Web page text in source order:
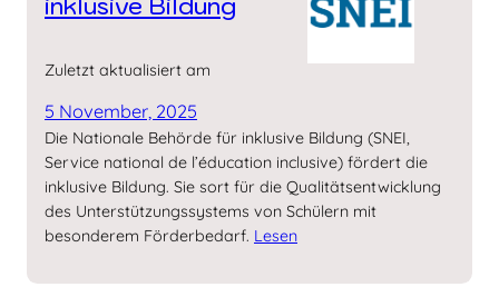
inklusive Bildung
Zuletzt aktualisiert am
5 November, 2025
Die Nationale Behörde für inklusive Bildung (SNEI,
Service national de l’éducation inclusive) fördert die
inklusive Bildung. Sie sort für die Qualitätsentwicklung
des Unterstützungssystems von Schülern mit
besonderem Förderbedarf. Lesen